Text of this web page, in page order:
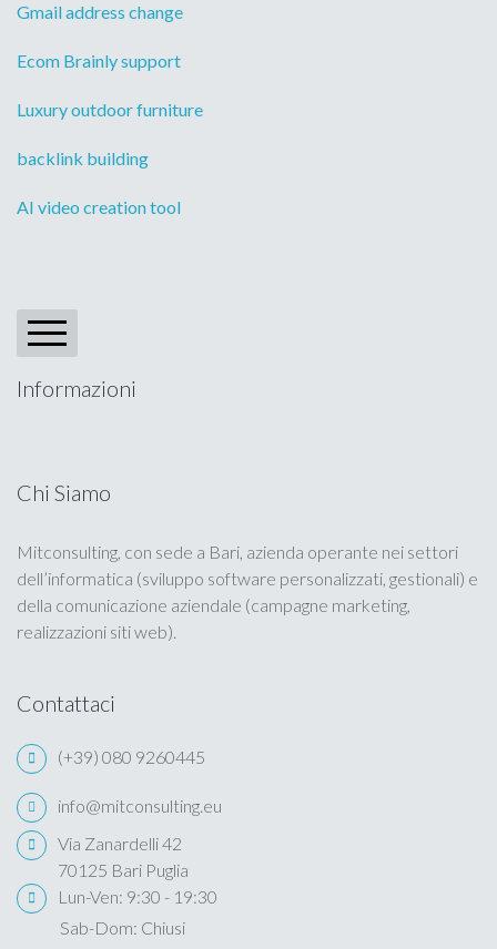
Gmail address change
Ecom Brainly support
Luxury outdoor furniture
backlink building
AI video creation tool
Privacy Policy
Informazioni
Chi Siamo
Mitconsulting, con sede a Bari, azienda operante nei settori
dell’informatica (sviluppo software personalizzati, gestionali) e
della comunicazione aziendale (campagne marketing,
realizzazioni siti web).
Contattaci
(+39) 080 9260445
info@mitconsulting.eu
Via Zanardelli 42
70125 Bari Puglia
Lun-Ven: 9:30 - 19:30
Sab-Dom: Chiusi